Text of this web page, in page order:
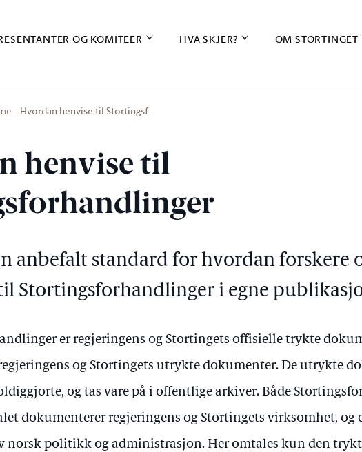
OG KOMITEER HVA SKJER? OM STORTINGET
Hvordan henvise til Stortingsf…
henvise til
anbefalt standard for hvordan forskere
Stortingsforhandlinger i egne
er regjeringens og Stortingets offisielle trykte
og Stortingets utrykte dokumenter. De utrykte
og tas vare på i offentlige arkiver. Både
dokumenterer regjeringens og Stortingets virksomhet, og
norsk politikk og administrasjon. Her omtales kun den